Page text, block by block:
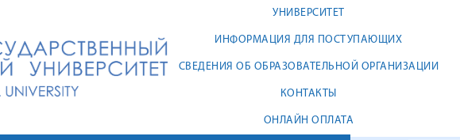
УНИВЕРСИТЕТ
ИНФОРМАЦИЯ ДЛЯ ПОСТУПАЮЩИХ
СВЕДЕНИЯ ОБ ОБРАЗОВАТЕЛЬНОЙ ОРГАНИЗАЦИИ
КОНТАКТЫ
ОНЛАЙН ОПЛАТА